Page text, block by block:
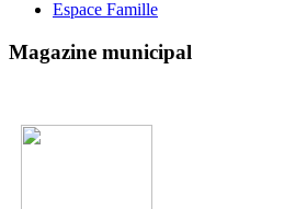
Espace Famille
Magazine municipal